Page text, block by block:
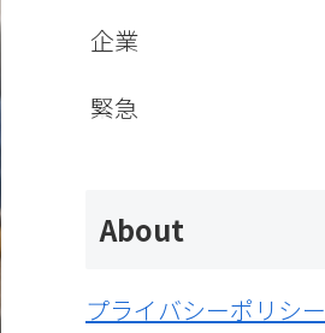
企業
緊急
About
プライバシーポリシー